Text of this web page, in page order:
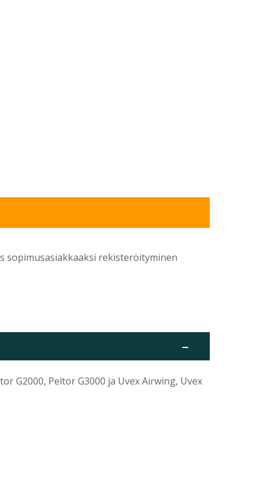
sopimusasiakkaaksi rekisteröityminen
–
G2000, Peltor G3000 ja Uvex Airwing, Uvex